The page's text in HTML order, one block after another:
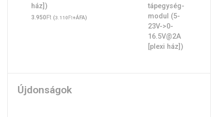
ház])
3.950Ft (3.110Ft+ÁFA)
Újdonságok